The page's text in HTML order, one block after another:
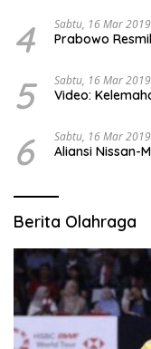
4 Sabtu, 16 Mar
Prabowo
5 Sabtu, 16 Mar
Video:
6 Sabtu, 16 Mar
Aliansi Nissan-
Berita Olahraga